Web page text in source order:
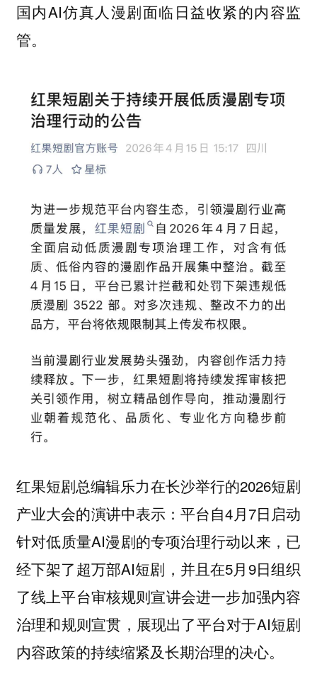
国内AI仿真人漫剧面临日益收紧的内容监
管。
红果短剧总编辑乐力在长沙举行的2026短剧
产业大会的演讲中表示：平台自4月7日启动
针对低质量AI漫剧的专项治理行动以来，已
经下架了超万部AI短剧，并且在5月9日组织
了线上平台审核规则宣讲会进一步加强内容
治理和规则宣贯，展现出了平台对于AI短剧
内容政策的持续缩紧及长期治理的决心。